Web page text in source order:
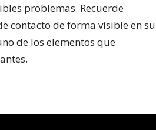
problemas. Recuerde
contacto de forma visible en su
de los elementos que